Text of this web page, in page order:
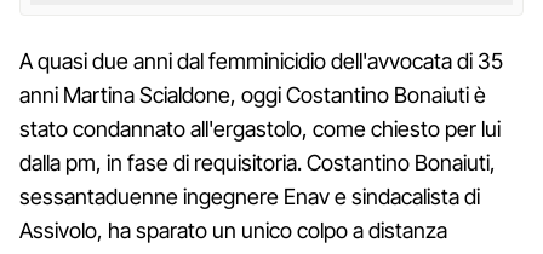
A quasi due anni dal femminicidio dell'avvocata di 35
anni Martina Scialdone, oggi Costantino Bonaiuti è
stato condannato all'ergastolo, come chiesto per lui
dalla pm, in fase di requisitoria. Costantino Bonaiuti,
sessantaduenne ingegnere Enav e sindacalista di
Assivolo, ha sparato un unico colpo a distanza